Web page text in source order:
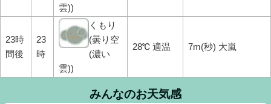
雲))
23時
間後
23
時
くもり
(曇り空
(濃い
雲))
28℃ 適温 7m(秒) 大嵐
みんなのお天気感